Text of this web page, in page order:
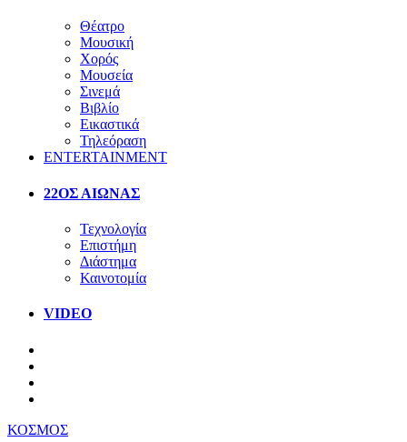
Θέατρο
Μουσική
Χορός
Μουσεία
Σινεμά
Βιβλίο
Εικαστικά
Τηλεόραση
ENTERTAINMENT
22ΟΣ ΑΙΩΝΑΣ
Τεχνολογία
Επιστήμη
Διάστημα
Καινοτομία
VIDEO
ΚΟΣΜΟΣ